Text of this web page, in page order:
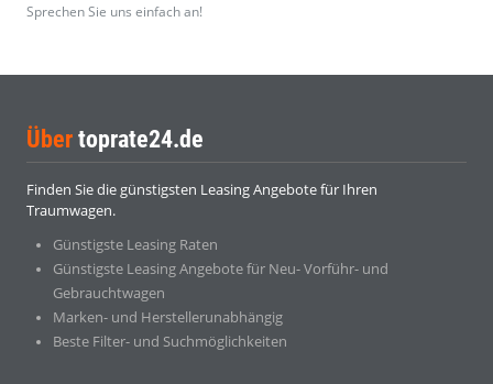
Sprechen Sie uns einfach an!
Über toprate24.de
Finden Sie die günstigsten Leasing Angebote für Ihren
Traumwagen.
Günstigste Leasing Raten
Günstigste Leasing Angebote für Neu- Vorführ- und
Gebrauchtwagen
Marken- und Herstellerunabhängig
Beste Filter- und Suchmöglichkeiten